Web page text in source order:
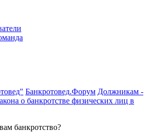
Банкротовед.Форум Должникам -
о банкротстве физических лиц в
банкротство?